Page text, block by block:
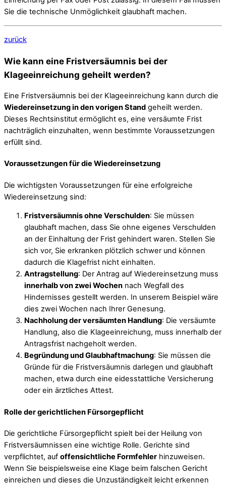
Sie die technische Unmöglichkeit glaubhaft machen.
zurück
Wie kann eine Fristversäumnis bei der
Klageeinreichung geheilt werden?
Eine Fristversäumnis bei der Klageeinreichung kann durch die
Wiedereinsetzung in den vorigen Stand geheilt werden.
Dieses Rechtsinstitut ermöglicht es, eine versäumte Frist
nachträglich einzuhalten, wenn bestimmte Voraussetzungen
erfüllt sind.
Voraussetzungen für die Wiedereinsetzung
Die wichtigsten Voraussetzungen für eine erfolgreiche
Wiedereinsetzung sind:
Fristversäumnis ohne Verschulden: Sie müssen
glaubhaft machen, dass Sie ohne eigenes Verschulden
an der Einhaltung der Frist gehindert waren. Stellen Sie
sich vor, Sie erkranken plötzlich schwer und können
dadurch die Klagefrist nicht einhalten.
Antragstellung: Der Antrag auf Wiedereinsetzung muss
innerhalb von zwei Wochen nach Wegfall des
Hindernisses gestellt werden. In unserem Beispiel wäre
dies zwei Wochen nach Ihrer Genesung.
Nachholung der versäumten Handlung: Die versäumte
Handlung, also die Klageeinreichung, muss innerhalb der
Antragsfrist nachgeholt werden.
Begründung und Glaubhaftmachung: Sie müssen die
Gründe für die Fristversäumnis darlegen und glaubhaft
machen, etwa durch eine eidesstattliche Versicherung
oder ein ärztliches Attest.
Rolle der gerichtlichen Fürsorgepflicht
Die gerichtliche Fürsorgepflicht spielt bei der Heilung von
Fristversäumnissen eine wichtige Rolle. Gerichte sind
verpflichtet, auf offensichtliche Formfehler hinzuweisen.
Wenn Sie beispielsweise eine Klage beim falschen Gericht
einreichen und dieses die Unzuständigkeit leicht erkennen